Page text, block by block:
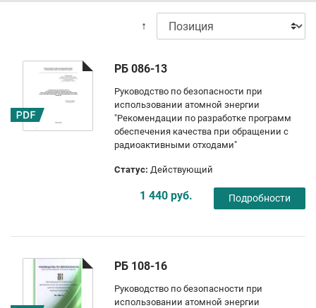
↑
РБ 086-13
Руководство по безопасности при
использовании атомной энергии
"Рекомендации по разработке программ
обеспечения качества при обращении с
радиоактивными отходами"
Статус: Действующий
1 440 руб. Подробности
РБ 108-16
Руководство по безопасности при
использовании атомной энергии